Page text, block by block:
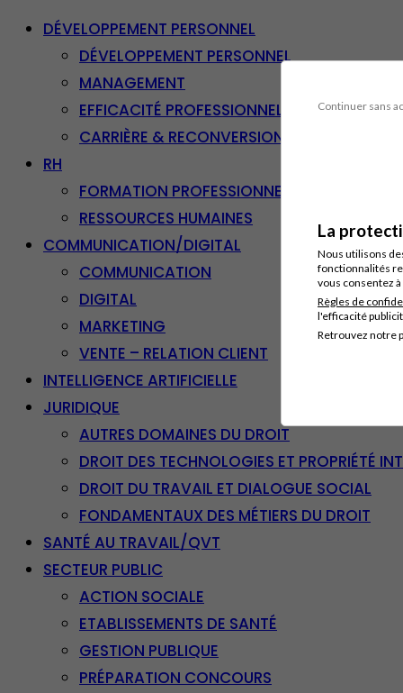
Continuer sans
La
Nous utilisons
fonctionnalités
vous consentez
Règles de
l'efficacité
Retrouvez notre
DÉVELOPPEMENT PERSONNEL
DÉVELOPPEMENT PERSONNEL
MANAGEMENT
EFFICACITÉ PROFESSIONNELLE
CARRIÈRE & RECONVERSION
RH
FORMATION PROFESSIONNELLE
RESSOURCES HUMAINES
COMMUNICATION/DIGITAL
COMMUNICATION
DIGITAL
MARKETING
VENTE – RELATION CLIENT
INTELLIGENCE ARTIFICIELLE
JURIDIQUE
AUTRES DOMAINES DU DROIT
DROIT DES TECHNOLOGIES ET PROPRIÉTÉ
DROIT DU TRAVAIL ET DIALOGUE SOCIAL
FONDAMENTAUX DES MÉTIERS DU DROIT
SANTÉ AU TRAVAIL/QVT
SECTEUR PUBLIC
ACTION SOCIALE
ETABLISSEMENTS DE SANTÉ
GESTION PUBLIQUE
PRÉPARATION CONCOURS